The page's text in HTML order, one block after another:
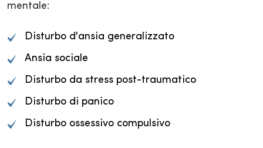
mentale:
Disturbo d'ansia generalizzato
Ansia sociale
Disturbo da stress post-traumatico
Disturbo di panico
Disturbo ossessivo compulsivo